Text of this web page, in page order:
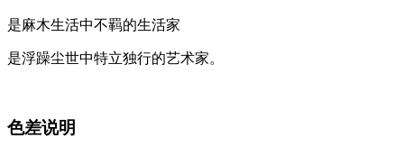
是麻木生活中不羁的生活家
是浮躁尘世中特立独行的艺术家。
色差说明